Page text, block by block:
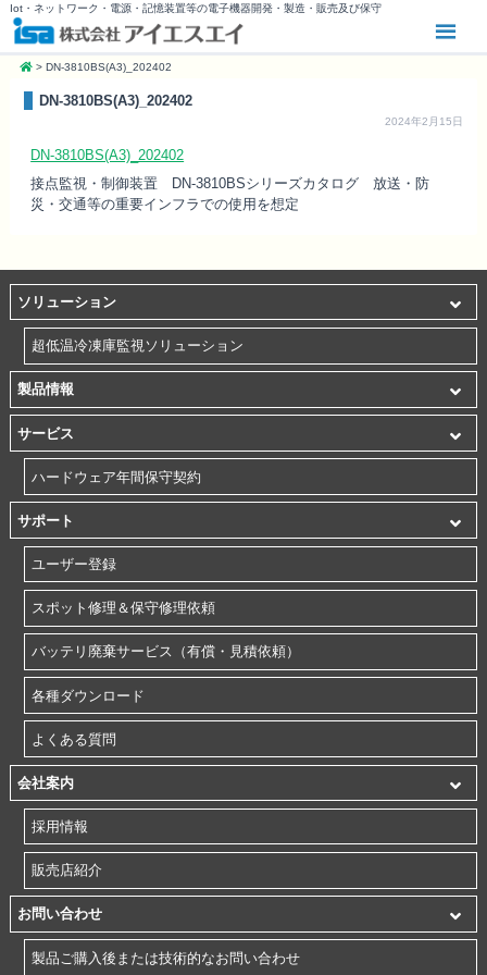
Iot・ネットワーク・電源・記憶装置等の電子機器開発・製造・販売及び保守
> DN-3810BS(A3)_202402
DN-3810BS(A3)_202402
2024年2月15日
DN-3810BS(A3)_202402
接点監視・制御装置 DN-3810BSシリーズカタログ 放送・防
災・交通等の重要インフラでの使用を想定
ソリューション
超低温冷凍庫監視ソリューション
製品情報
サービス
ハードウェア年間保守契約
サポート
ユーザー登録
スポット修理＆保守修理依頼
バッテリ廃棄サービス（有償・見積依頼）
各種ダウンロード
よくある質問
会社案内
採用情報
販売店紹介
お問い合わせ
製品ご購入後または技術的なお問い合わせ